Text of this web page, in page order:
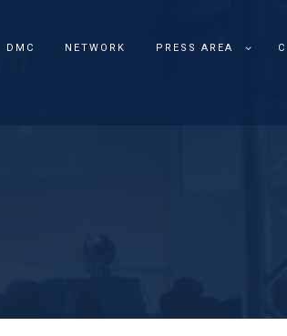
DMC NETWORK PRESS AREA